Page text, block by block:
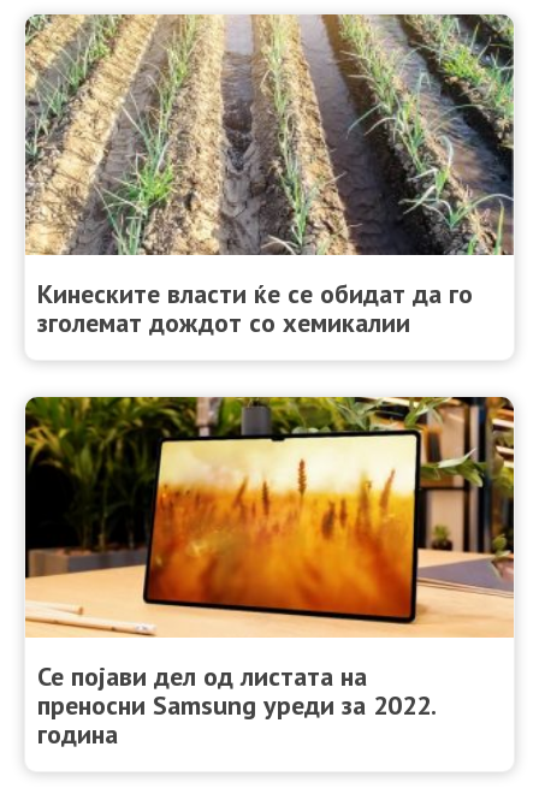
Кинеските власти ќе се обидат да го
зголемат дождот со хемикалии
Се појави дел од листата на
преносни Samsung уреди за 2022.
година